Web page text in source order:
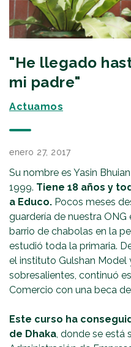
"He llegado
mi padre"
Actuamos
enero 27, 2017
Su nombre es Yasin
1999. Tiene 18 años y
a Educo. Pocos meses
guardería de nuestra ONG
barrio de chabolas en la
estudió toda la primaria.
el instituto Gulshan Model
sobresalientes, continuó
Comercio con una beca
Este curso ha
de Dhaka, donde se está